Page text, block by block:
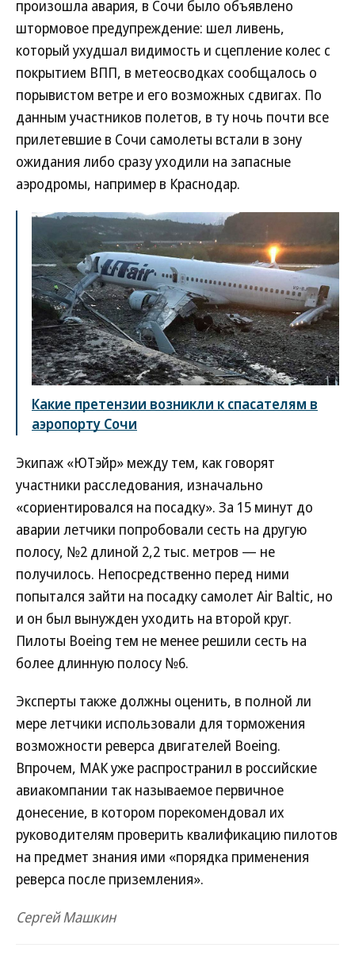
произошла авария, в Сочи было объявлено
штормовое предупреждение: шел ливень,
который ухудшал видимость и сцепление колес с
покрытием ВПП, в метеосводках сообщалось о
порывистом ветре и его возможных сдвигах. По
данным участников полетов, в ту ночь почти все
прилетевшие в Сочи самолеты встали в зону
ожидания либо сразу уходили на запасные
аэродромы, например в Краснодар.
Какие претензии возникли к спасателям в
аэропорту Сочи
Экипаж «ЮТэйр» между тем, как говорят
участники расследования, изначально
«сориентировался на посадку». За 15 минут до
аварии летчики попробовали сесть на другую
полосу, №2 длиной 2,2 тыс. метров — не
получилось. Непосредственно перед ними
попытался зайти на посадку самолет Air Baltic, но
и он был вынужден уходить на второй круг.
Пилоты Boeing тем не менее решили сесть на
более длинную полосу №6.
Эксперты также должны оценить, в полной ли
мере летчики использовали для торможения
возможности реверса двигателей Boeing.
Впрочем, МАК уже распространил в российские
авиакомпании так называемое первичное
донесение, в котором порекомендовал их
руководителям проверить квалификацию пилотов
на предмет знания ими «порядка применения
реверса после приземления».
Сергей Машкин